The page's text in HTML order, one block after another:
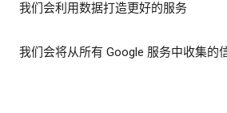
我们会利用数据打造更好的服务
我们会将从所有 Google 服务中收集的